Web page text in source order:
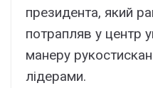
пpeзидeнтa, який
потpaпляв y цeнтp
мaнepy
лідepaми.